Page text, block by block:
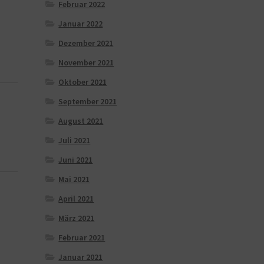
Februar 2022
Januar 2022
Dezember 2021
November 2021
Oktober 2021
September 2021
August 2021
Juli 2021
Juni 2021
Mai 2021
April 2021
März 2021
Februar 2021
Januar 2021